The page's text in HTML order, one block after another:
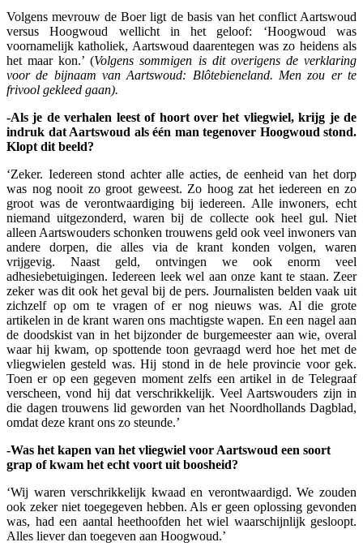
Volgens mevrouw de Boer ligt de basis van het conflict Aartswoud
versus Hoogwoud wellicht in het geloof: ‘Hoogwoud was
voornamelijk katholiek, Aartswoud daarentegen was zo heidens als
het maar kon.’ (Volgens sommigen is dit overigens de verklaring
voor de bijnaam van Aartswoud: Blôtebieneland. Men zou er te
frivool gekleed gaan).
-Als je de verhalen leest of hoort over het vliegwiel, krijg je de
indruk dat Aartswoud als één man tegenover Hoogwoud stond.
Klopt dit beeld?
‘Zeker. Iedereen stond achter alle acties, de eenheid van het dorp
was nog nooit zo groot geweest. Zo hoog zat het iedereen en zo
groot was de verontwaardiging bij iedereen. Alle inwoners, echt
niemand uitgezonderd, waren bij de collecte ook heel gul. Niet
alleen Aartswouders schonken trouwens geld ook veel inwoners van
andere dorpen, die alles via de krant konden volgen, waren
vrijgevig. Naast geld, ontvingen we ook enorm veel
adhesiebetuigingen. Iedereen leek wel aan onze kant te staan. Zeer
zeker was dit ook het geval bij de pers. Journalisten belden vaak uit
zichzelf op om te vragen of er nog nieuws was. Al die grote
artikelen in de krant waren ons machtigste wapen. En een nagel aan
de doodskist van in het bijzonder de burgemeester aan wie, overal
waar hij kwam, op spottende toon gevraagd werd hoe het met de
vliegwielen gesteld was. Hij stond in de hele provincie voor gek.
Toen er op een gegeven moment zelfs een artikel in de Telegraaf
verscheen, vond hij dat verschrikkelijk. Veel Aartswouders zijn in
die dagen trouwens lid geworden van het Noordhollands Dagblad,
omdat deze krant ons zo steunde.’
-Was het kapen van het vliegwiel voor Aartswoud een soort
grap of kwam het echt voort uit boosheid?
‘Wij waren verschrikkelijk kwaad en verontwaardigd. We zouden
ook zeker niet toegegeven hebben. Als er geen oplossing gevonden
was, had een aantal heethoofden het wiel waarschijnlijk gesloopt.
Alles liever dan toegeven aan Hoogwoud.’